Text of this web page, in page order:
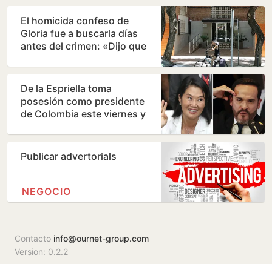
El homicida confeso de
Gloria fue a buscarla días
antes del crimen: «Dijo que
De la Espriella toma
posesión como presidente
de Colombia este viernes y
Publicar advertorials
NEGOCIO
Contacto info@ournet-group.com
Version: 0.2.2